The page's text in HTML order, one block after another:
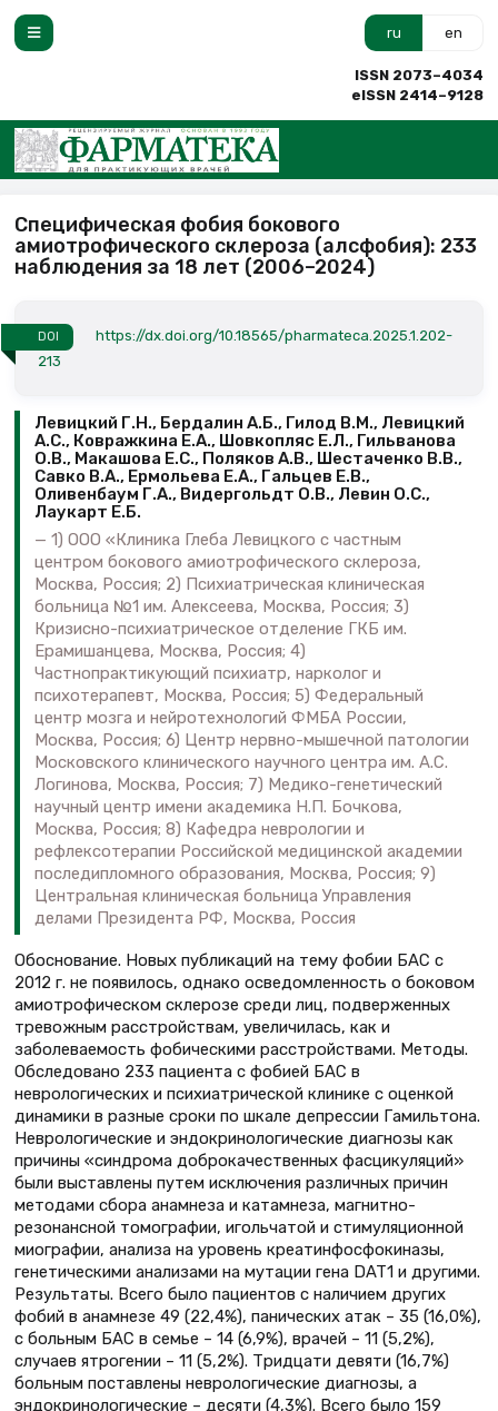
ru en
ISSN 2073–4034
eISSN 2414–9128
Специфическая фобия бокового
амиотрофического склероза (алсфобия): 233
наблюдения за 18 лет (2006–2024)
DOI
https://dx.doi.org/10.18565/pharmateca.2025.1.202-
213
Левицкий Г.Н., Бердалин А.Б., Гилод В.М., Левицкий
А.С., Ковражкина Е.А., Шовкопляс Е.Л., Гильванова
О.В., Макашова Е.С., Поляков А.В., Шестаченко В.В.,
Савко В.А., Ермольева Е.А., Гальцев Е.В.,
Оливенбаум Г.А., Видергольдт О.В., Левин О.С.,
Лаукарт Е.Б.
1) ООО «Клиника Глеба Левицкого с частным
центром бокового амиотрофического склероза,
Москва, Россия; 2) Психиатрическая клиническая
больница №1 им. Алексеева, Москва, Россия; 3)
Кризисно-психиатрическое отделение ГКБ им.
Ерамишанцева, Москва, Россия; 4)
Частнопрактикующий психиатр, нарколог и
психотерапевт, Москва, Россия; 5) Федеральный
центр мозга и нейротехнологий ФМБА России,
Москва, Россия; 6) Центр нервно-мышечной патологии
Московского клинического научного центра им. А.С.
Логинова, Москва, Россия; 7) Медико-генетический
научный центр имени академика Н.П. Бочкова,
Москва, Россия; 8) Кафедра неврологии и
рефлексотерапии Российской медицинской академии
последипломного образования, Москва, Россия; 9)
Центральная клиническая больница Управления
делами Президента РФ, Москва, Россия
Обоснование. Новых публикаций на тему фобии БАС с
2012 г. не появилось, однако осведомленность о боковом
амиотрофическом склерозе среди лиц, подверженных
тревожным расстройствам, увеличилась, как и
заболеваемость фобическими расстройствами. Методы.
Обследовано 233 пациента с фобией БАС в
неврологических и психиатрической клинике с оценкой
динамики в разные сроки по шкале депрессии Гамильтона.
Неврологические и эндокринологические диагнозы как
причины «синдрома доброкачественных фасцикуляций»
были выставлены путем исключения различных причин
методами сбора анамнеза и катамнеза, магнитно-
резонансной томографии, игольчатой и стимуляционной
миографии, анализа на уровень креатинфосфокиназы,
генетическими анализами на мутации гена DAT1 и другими.
Результаты. Всего было пациентов с наличием других
фобий в анамнезе 49 (22,4%), панических атак – 35 (16,0%),
с больным БАС в семье – 14 (6,9%), врачей – 11 (5,2%),
случаев ятрогении – 11 (5,2%). Тридцати девяти (16,7%)
больным поставлены неврологические диагнозы, а
эндокринологические – десяти (4,3%). Всего было 159